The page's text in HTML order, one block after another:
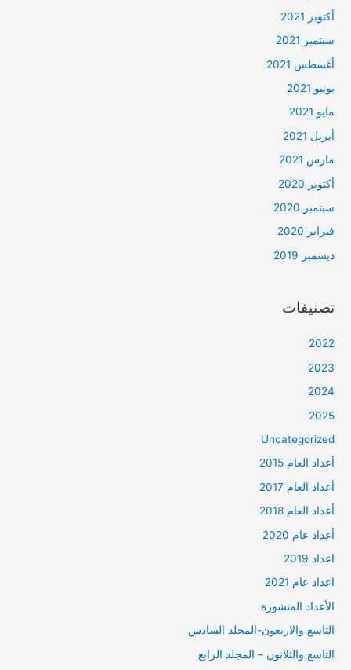
أكتوبر 2021
سبتمبر 2021
أغسطس 2021
يونيو 2021
مايو 2021
أبريل 2021
مارس 2021
أكتوبر 2020
سبتمبر 2020
فبراير 2020
ديسمبر 2019
تصنيفات
2022
2023
2024
2025
Uncategorized
أعداد العام 2015
أعداد العام 2017
أعداد العام 2018
أعداد عام 2020
اعداد 2019
اعداد عام 2021
الأعداد المنشورة
التاسع والاربعون-المجلد السادس
التاسع والثلانون – المجلد الرابع